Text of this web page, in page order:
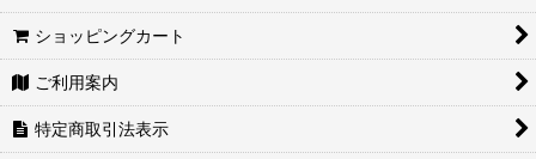
ショッピングカート
ご利用案内
特定商取引法表示